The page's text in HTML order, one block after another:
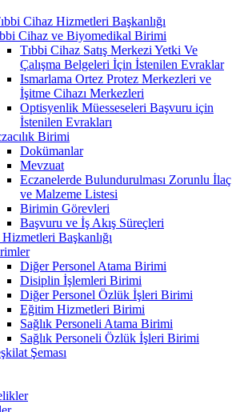
Cihaz Hizmetleri Başkanlığı
Cihaz ve Biyomedikal Birimi
Tıbbi Cihaz Satış Merkezi Yetki Ve
Çalışma Belgeleri İçin İstenilen Evraklar
Ismarlama Ortez Protez Merkezleri ve
İşitme Cihazı Merkezleri
Optisyenlik Müesseseleri Başvuru için
İstenilen Evrakları
Birimi
Dokümanlar
Mevzuat
Eczanelerde Bulundurulması Zorunlu İlaç
ve Malzeme Listesi
Birimin Görevleri
Başvuru ve İş Akış Süreçleri
Başkanlığı
Diğer Personel Atama Birimi
Disiplin İşlemleri Birimi
Diğer Personel Özlük İşleri Birimi
Eğitim Hizmetleri Birimi
Sağlık Personeli Atama Birimi
Sağlık Personeli Özlük İşleri Birimi
Şeması